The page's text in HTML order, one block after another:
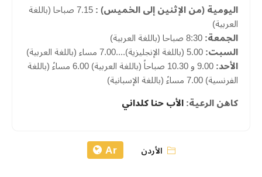
الأردن Ar
اليومية (من الإثنين إلى الخميس) :
7.15 صباحا (باللغة
العربية)
الجمعة:
السبت:5.00 (باللغة الإنجليزية)....7.00 مساء (باللغة العربية)
الأحد: 9.00 و 10.30 صباحاً (باللغة العربية) 6.00 مساءً (باللغة
الفرنسية) 7.00 مساءً (باللغة الإسبانية)
كاهن الرعية:الأب حنا كلداني